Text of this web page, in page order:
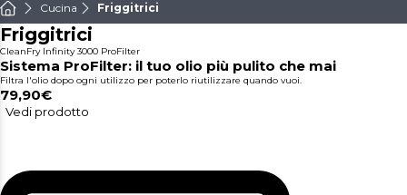
Cucina Friggitrici
Friggitrici
CleanFry Infinity 3000 ProFilter
Sistema ProFilter: il tuo olio più pulito che mai
Filtra l'olio dopo ogni utilizzo per poterlo riutilizzare quando vuoi.
79,90€
Vedi prodotto